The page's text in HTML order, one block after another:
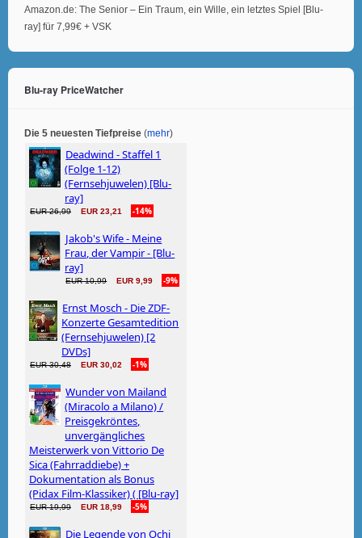
Amazon.de: The Senior – Ein Traum, ein Wille, ein letztes Spiel [Blu-
ray] für 7,99€ + VSK
Blu-ray PriceWatcher
Die 5 neuesten Tiefpreise (mehr)